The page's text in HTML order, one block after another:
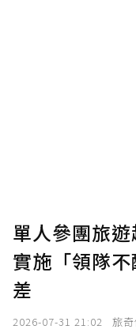
單人參團旅
實施「領隊
差
2026-07-31 21:02 旅